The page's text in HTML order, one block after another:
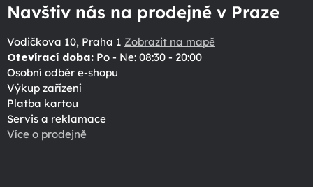
Navštiv nás na prodejně v Praze
Vodičkova 10, Praha 1 Zobrazit na mapě
Otevírací doba: Po - Ne: 08:30 - 20:00
Osobní odběr e-shopu
Výkup zařízení
Platba kartou
Servis a reklamace
Více o prodejně